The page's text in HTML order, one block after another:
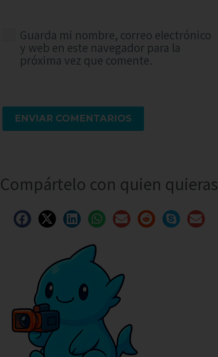
Guarda mi nombre, correo electrónico
y web en este navegador para la
próxima vez que comente.
ENVIAR COMENTARIOS
Compártelo con quien quieras